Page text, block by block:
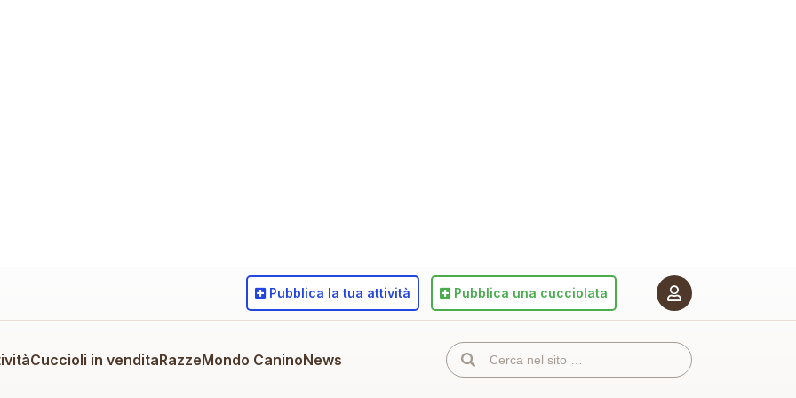
Cuccioli in venditaRazzeMondo CaninoNews
Pubblica la tua attività Pubblica una cucciolata